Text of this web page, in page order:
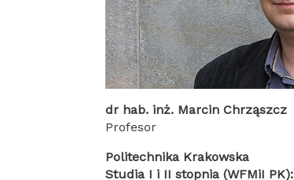
dr hab. inż. Marcin Chrząszcz
Profesor
Politechnika Krakowska
Studia I i II stopnia (WFMiI PK):